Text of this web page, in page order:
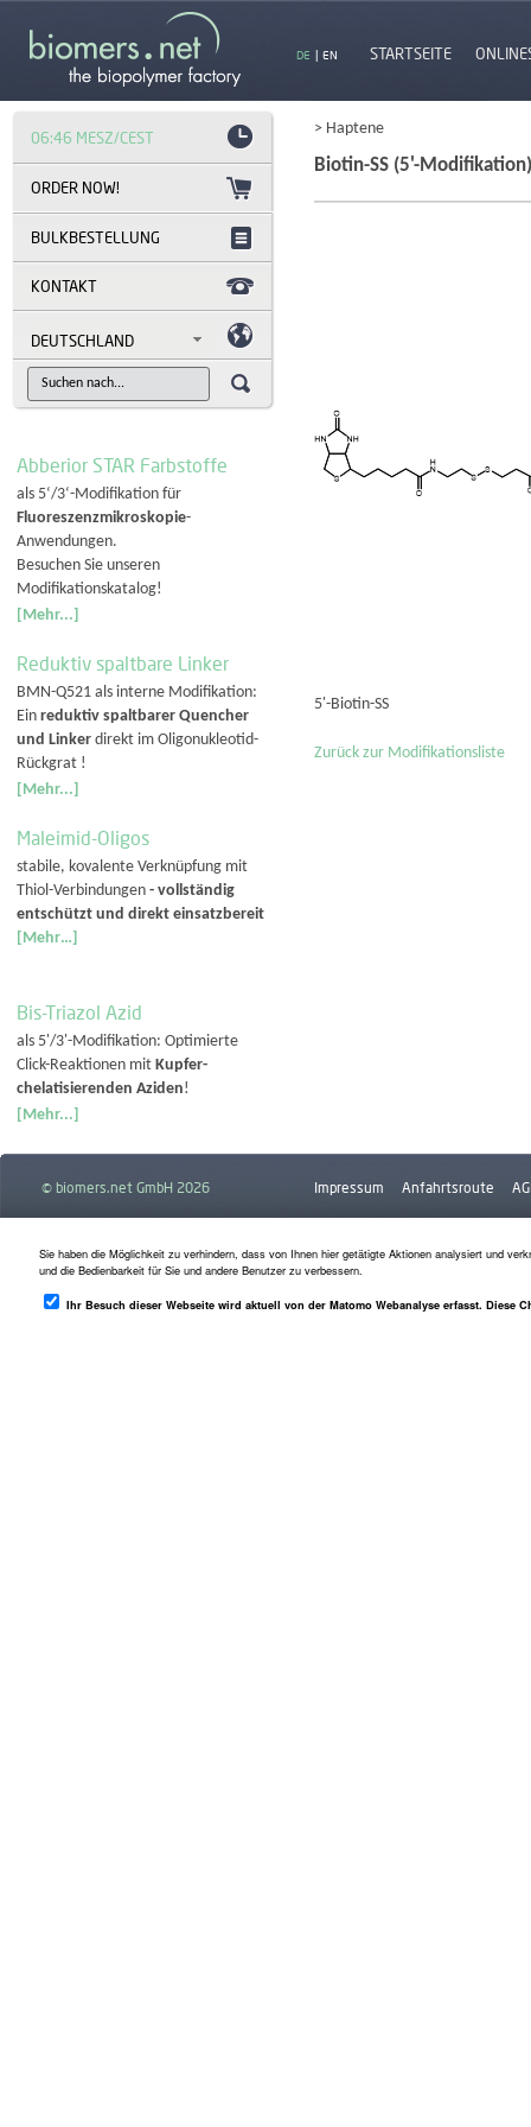
DE | EN STARTSEITE
06:46 MESZ/CEST
BULKBESTELLUNG
KONTAKT
DEUTSCHLAND
Abberior STAR Farbstoffe
als 5‘/3‘-Modifikation für
Fluoreszenzmikroskopie-
Anwendungen.
Besuchen Sie unseren
Modifikationskatalog!
[Mehr...]
Reduktiv spaltbare Linker
BMN-Q521 als interne Modifikation:
Ein reduktiv spaltbarer Quencher
und Linker direkt im Oligonukleotid-
Rückgrat !
[Mehr...]
Maleimid-Oligos
stabile, kovalente Verknüpfung mit
Thiol-Verbindungen - vollständig
entschützt und direkt einsatzbereit
[Mehr…]
Bis-Triazol Azid
als 5'/3'-Modifikation: Optimierte
Click-Reaktionen mit Kupfer-
chelatisierenden Aziden!
[Mehr...]
> Haptene
Biotin-SS (5'-Modifikation)
5'-Biotin-SS
Zurück zur Modifikationsliste
© biomers.net GmbH 2026 Impressum Anfahrtsroute